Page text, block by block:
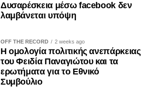
Δυσαρέσκεια μέσω facebook δεν
λαμβάνεται υπόψη
OFF THE RECORD 2 weeks ago
Η ομολογία πολιτικής ανεπάρκειας
του Φειδία Παναγιώτου και τα
ερωτήματα για το Εθνικό
Συμβούλιο